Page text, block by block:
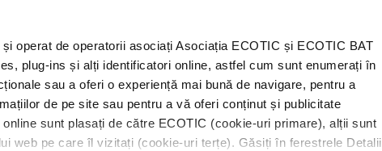
operat de operatorii asociați Asociația ECOTIC și ECOTIC BAT
plug-ins și alți identificatori online, astfel cum sunt enumerați în
sau a oferi o experiență mai bună de navigare, pentru a
de pe site sau pentru a vă oferi conținut și publicitate
sunt plasați de către ECOTIC (cookie-uri primare), alții sunt
web pe care îl vizitați (cookie-uri terțe). Găsiți în ferestrele Detalii